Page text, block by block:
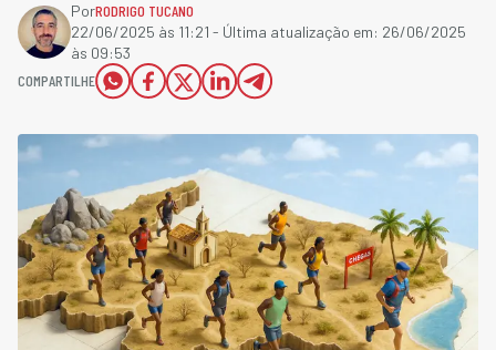
PorRODRIGO TUCANO
22/06/2025 às 11:21 - Última atualização em: 26/06/2025
às 09:53
COMPARTILHE